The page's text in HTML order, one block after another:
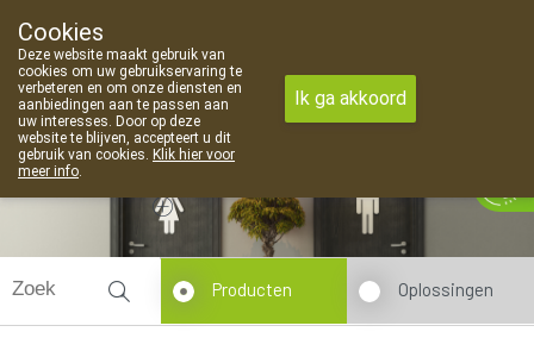
09 373 94 03
Vandaag
Producten Oplossingen
Cookies
Deze website maakt gebruik van
cookies om uw gebruikservaring te
verbeteren en om onze diensten en
aanbiedingen aan te passen aan
uw interesses. Door op deze
website te blijven, accepteert u dit
gebruik van cookies. Klik hier voor
meer info.
Ik ga akkoord